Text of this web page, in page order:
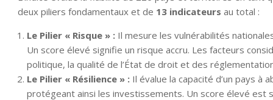
deux piliers fondamentaux et de 13 indicateurs au total :
Le Pilier « Risque » : Il mesure les vulnérabilités
Un score élevé signifie un risque accru. Les facteurs
politique, la qualité de l’État de droit et des
Le Pilier « Résilience » : Il évalue la capacité d’un pays à
protégeant ainsi les investissements. Un score élevé est